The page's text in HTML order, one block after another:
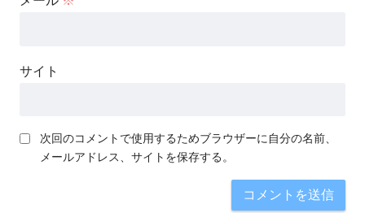
サイト
次回のコメントで使用するためブラウザーに自分の名前、
メールアドレス、サイトを保存する。